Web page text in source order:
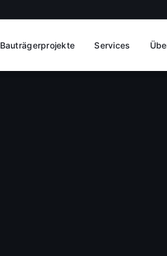
Bauträgerprojekte Services